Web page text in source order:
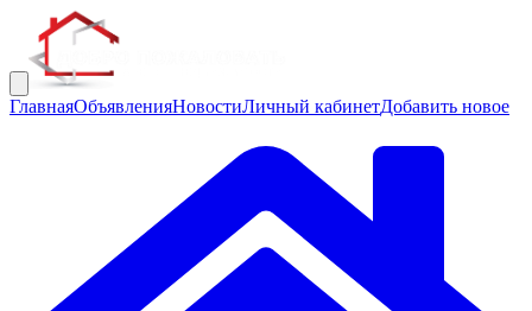
ГлавнаяОбъявленияНовостиЛичный кабинетДобавить новое